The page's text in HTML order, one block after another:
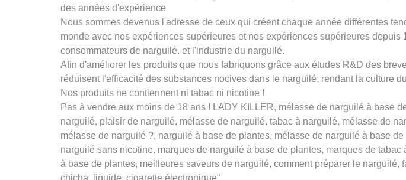
des années d'expérience
Nous sommes devenus l'adresse de ceux qui créent chaque année différentes
monde avec nos expériences supérieures et nos expériences supérieures
consommateurs de narguilé. et l'industrie du narguilé.
Afin d'améliorer les produits que nous fabriquons grâce aux études R&D des
réduisent l'efficacité des substances nocives dans le narguilé, rendant la culture
Nos produits ne contiennent ni tabac ni nicotine !
Pas à vendre aux moins de 18 ans ! LADY KILLER, mélasse de narguilé à base
narguilé, plaisir de narguilé, mélasse de narguilé, tabac à narguilé, mélasse de
mélasse de narguilé ?, narguilé à base de plantes, mélasse de narguilé à base
narguilé sans nicotine, marques de narguilé à base de plantes, marques de
à base de plantes, meilleures saveurs de narguilé, comment préparer le